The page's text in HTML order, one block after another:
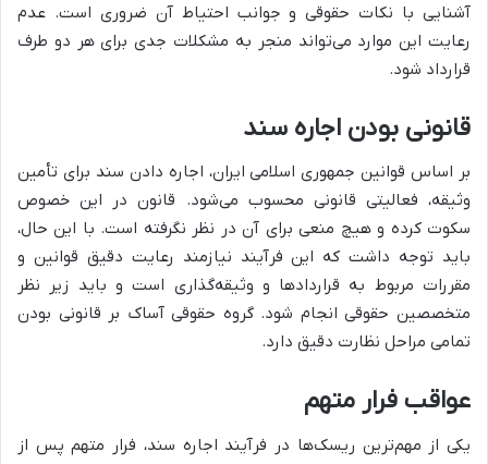
آشنایی با نکات حقوقی و جوانب احتیاط آن ضروری است. عدم
رعایت این موارد می‌تواند منجر به مشکلات جدی برای هر دو طرف
قرارداد شود.
قانونی بودن اجاره سند
بر اساس قوانین جمهوری اسلامی ایران، اجاره دادن سند برای تأمین
وثیقه، فعالیتی قانونی محسوب می‌شود. قانون در این خصوص
سکوت کرده و هیچ منعی برای آن در نظر نگرفته است. با این حال،
باید توجه داشت که این فرآیند نیازمند رعایت دقیق قوانین و
مقررات مربوط به قراردادها و وثیقه‌گذاری است و باید زیر نظر
متخصصین حقوقی انجام شود. گروه حقوقی آساک بر قانونی بودن
تمامی مراحل نظارت دقیق دارد.
عواقب فرار متهم
یکی از مهم‌ترین ریسک‌ها در فرآیند اجاره سند، فرار متهم پس از